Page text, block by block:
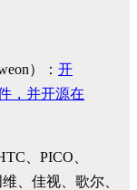
）： 开
，并开源在
、PICO、
、佳视、歌尔、